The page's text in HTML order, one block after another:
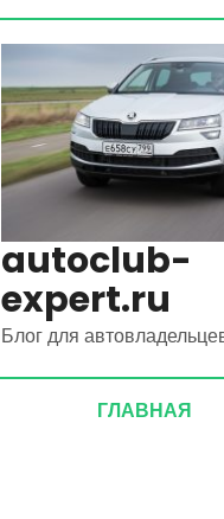
autoclub-
expert.ru
Блог для
ГЛАВНАЯ